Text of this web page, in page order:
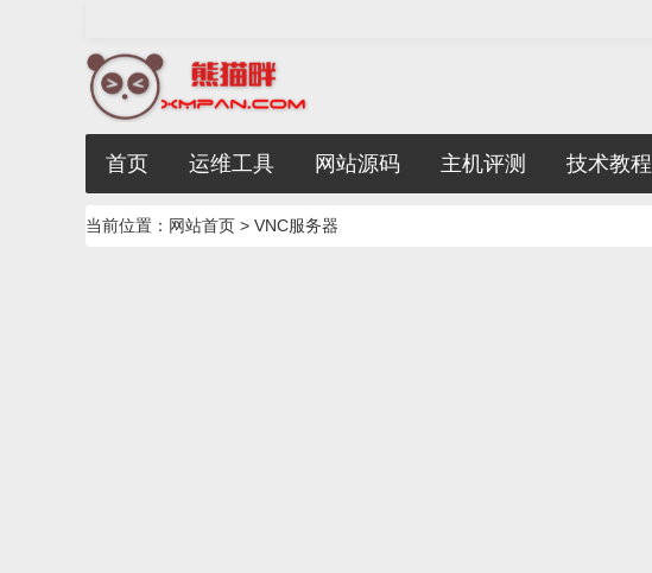
首页 运维工具 网站源码 主机评测 技术教程
当前位置： 网站首页 > VNC服务器